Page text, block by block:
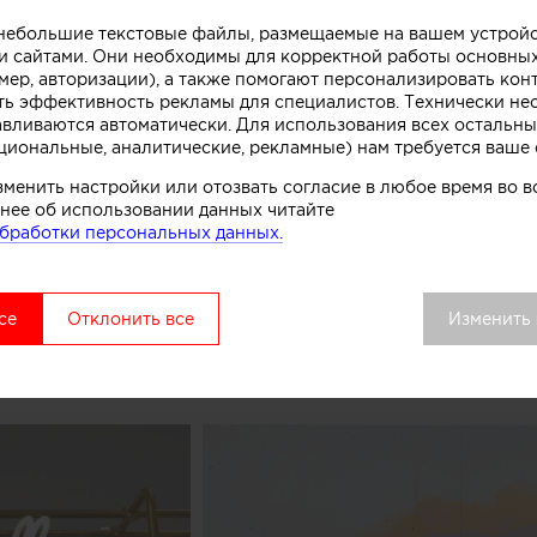
стойки лежит образ емкости с несколькими
Технически замысел был реализован при помощи
бетона. Логотип магазина мороженого
символизирующих систему охлаждения в автоматах
точки выделяется среди других объектов
сосредоточить внимание покупателей как на
процессе, в основе которого перемешивание слоев
рассказывают авторы этого небольшого
текстовые файлы, размещаемые на вашем
сайтами. Они необходимы для корректной работы
авторизации), а также помогают персонализировать
эффективность рекламы для специалистов. Технически
автоматически. Для использования всех
аналитические, рекламные) нам требуется ваше
настройки или отозвать согласие в любое время во
об использовании данных читайте
персональных данных.
Отклонить все Изменить